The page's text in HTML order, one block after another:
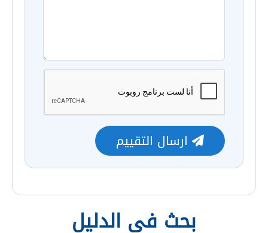
بحث في الدليل
ارسال التقييم